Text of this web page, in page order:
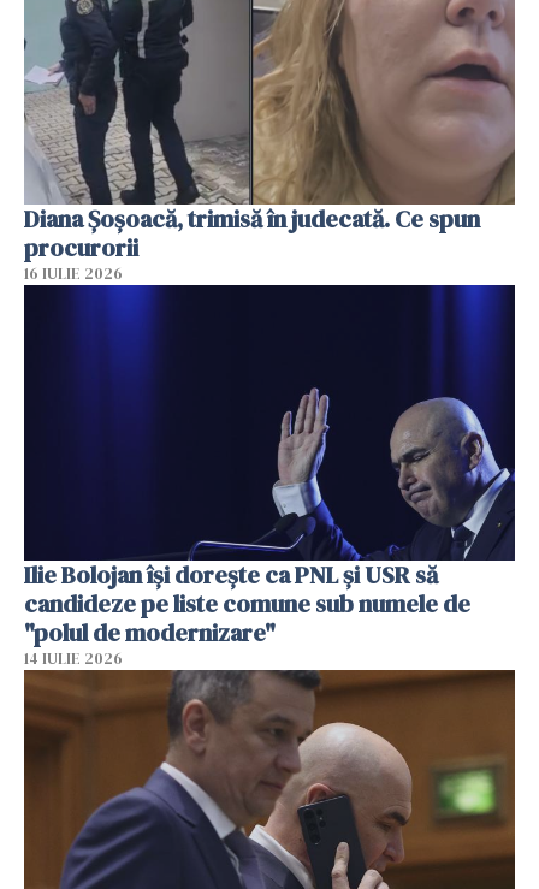
Diana Șoșoacă, trimisă în judecată. Ce spun
procurorii
16 IULIE 2026
Ilie Bolojan își dorește ca PNL și USR să
candideze pe liste comune sub numele de
"polul de modernizare"
14 IULIE 2026